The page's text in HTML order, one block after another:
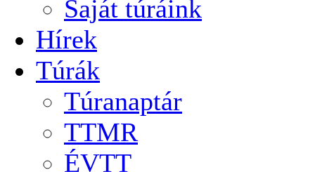
Saját túráink
Hírek
Túrák
Túranaptár
TTMR
ÉVTT